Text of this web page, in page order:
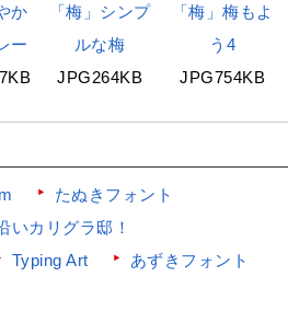
か
ー
「梅」シンプ
ルな梅
JPG264KB
「梅」梅もよ
う4
JPG754KB
たぬきフォント
いカリグラ邸！
Typing Art
あずきフォント